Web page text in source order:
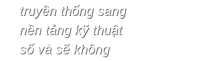
truyền thống sang
nền tảng kỹ thuật
số và sẽ không